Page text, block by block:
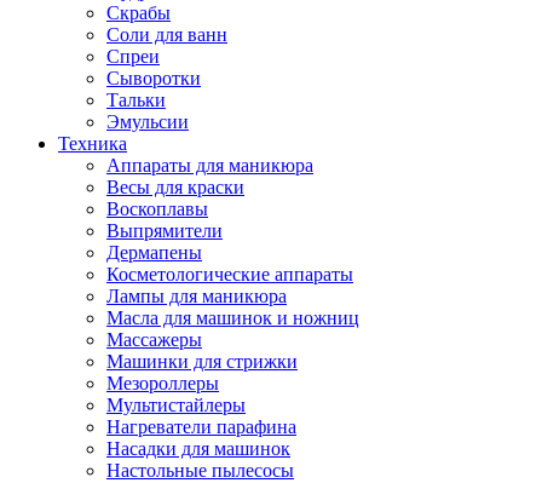
Скрабы
Соли для ванн
Спреи
Сыворотки
Тальки
Эмульсии
Техника
Аппараты для маникюра
Весы для краски
Воскоплавы
Выпрямители
Дермапены
Косметологические аппараты
Лампы для маникюра
Масла для машинок и ножниц
Массажеры
Машинки для стрижки
Мезороллеры
Мультистайлеры
Нагреватели парафина
Насадки для машинок
Настольные пылесосы